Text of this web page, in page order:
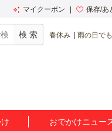
マイクーポン 保存/あ
春休み 雨の日で
おでかけニュー